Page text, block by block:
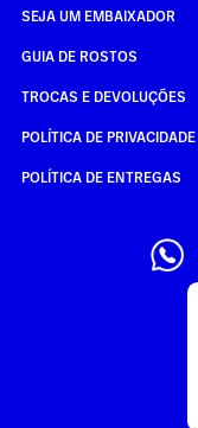
SEJA UM EMBAIXADOR
GUIA DE ROSTOS
TROCAS E DEVOLUÇÕES
POLÍTICA DE PRIVACIDADE
POLÍTICA DE ENTREGAS